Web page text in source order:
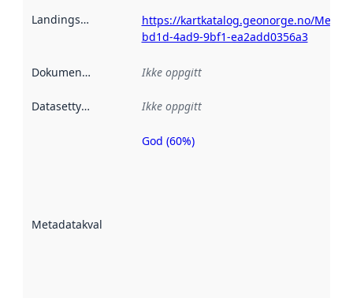
Landingsside
https://kartkatalog.geonorge.no/
bd1d-4ad9-9bf1-ea2add0356a3
Dokumentasjon Ikke oppgitt
Datasettype Ikke oppgitt
Metadatakvalitet
Metadatakvalitet
God (60%)